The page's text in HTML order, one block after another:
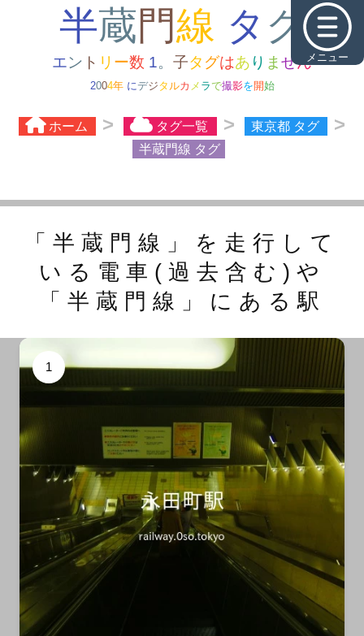
メニュー
2004年 にデジタ ルカ メ ラで撮影を開始
ホーム タグ一覧
東京都 タグ
半蔵門線 タグ
「半蔵門線」を走行して
いる電車(過去含む)や
「半蔵門線」にある駅
1